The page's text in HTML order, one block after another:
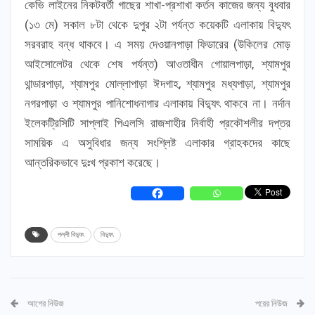
কেভি লাইনের নিকটবর্তী গাছের শাখা-প্রশাখা কর্তন কাজের জন্য বুধবার
(১৩ মে) সকাল ৮টা থেকে দুপুর ২টা পর্যন্ত কয়েকটি এলাকায় বিদ্যুৎ
সরবরাহ বন্ধ থাকবে। এ সময় দেওয়ানপাড়া ফিডারের (উকিলের মোড়
আইসোলেটর থেকে শেষ পর্যন্ত) আওতাধীন গোয়ালপাড়া, শ্যামপুর
থান্ডারপাড়া, শ্যামপুর মোল্লাপাড়া ঈদগাহ, শ্যামপুর মধ্যপাড়া, শ্যামপুর
নগরপাড়া ও শ্যামপুর পানিশোধনাগার এলাকায় বিদ্যুৎ থাকবে না। নর্দান
ইলেকট্রিসিটি সাপ্লাই পিএলসি রাজশাহীর নির্বাহী প্রকৌশলীর দপ্তর
সাময়িক এ অসুবিধার জন্য সংশ্লিষ্ট এলাকার গ্রাহকদের কাছে
আন্তরিকভাবে দুঃখ প্রকাশ করেছে।
পল্লী বিদ্যুৎ বিদ্যুৎ
আগের নিউজ পরের নিউজ